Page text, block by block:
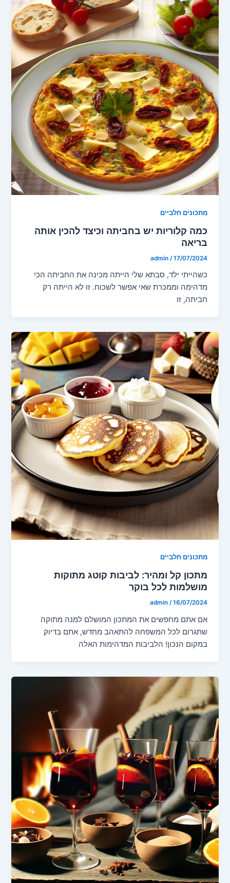
מתכונים חלביים
כמה קלוריות יש בחביתה וכיצד להכין אותה
בריאה
admin /17/07/2024
כשהייתי ילד, סבתא שלי הייתה מכינה את החביתה הכי
מדהימה וממכרת שאי אפשר לשכוח. זו לא הייתה רק
חביתה, זו
מתכונים חלביים
מתכון קל ומהיר: לביבות קוטג מתוקות
מושלמות לכל בוקר
admin /16/07/2024
אם אתם מחפשים את המתכון המושלם למנה מתוקה
שתגרום לכל המשפחה להתאהב מחדש, אתם בדיוק
במקום הנכון! הלביבות המדהימות האלה